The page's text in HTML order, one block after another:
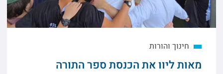
חינוך והורות
מאות ליוו את הכנסת ספר התורה